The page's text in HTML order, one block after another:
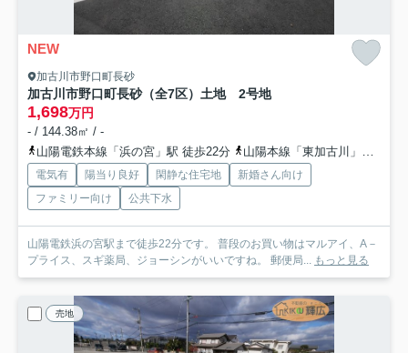
NEW
加古川市野口町長砂
加古川市野口町長砂（全7区）土地 2号地
1,698万円
- / 144.38㎡ / -
山陽電鉄本線「浜の宮」駅 徒歩22分
山陽本線「東加古川」駅 徒歩37分
電気有 陽当り良好 閑静な住宅地
新婚さん向け
ファミリー向け
公共下水
山陽電鉄浜の宮駅まで徒歩22分です。 普段のお買い物はマルアイ、A－
プライス、スギ薬局、ジョーシンがいいですね。 郵便局...
もっと見る
売地